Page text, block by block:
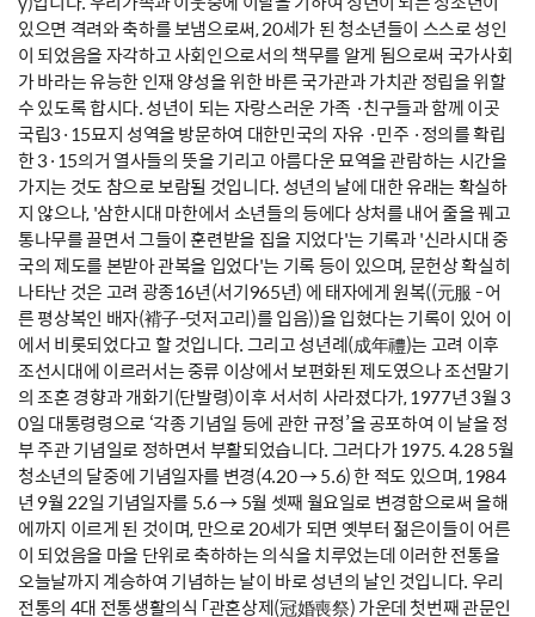
있으면 격려와 축하를 보냄으로써, 20세가 된 청소년들이 스스로 성인
이 되었음을 자각하고 사회인으로서의 책무를 알게 됨으로써 국가사회
가 바라는 유능한 인재 양성을 위한 바른 국가관과 가치관 정립을 위할
수 있도록 합시다. 성년이 되는 자랑스러운 가족 ·친구들과 함께 이곳
국립3·15묘지 성역을 방문하여 대한민국의 자유 ·민주 ·정의를 확립
한 3·15의거 열사들의 뜻을 기리고 아름다운 묘역을 관람하는 시간을
가지는 것도 참으로 보람될 것입니다. 성년의 날에 대한 유래는 확실하
지 않으나, '삼한시대 마한에서 소년들의 등에다 상처를 내어 줄을 꿰고
통나무를 끌면서 그들이 훈련받을 집을 지었다'는 기록과 '신라시대 중
국의 제도를 본받아 관복을 입었다'는 기록 등이 있으며, 문헌상 확실히
나타난 것은 고려 광종16년(서기965년) 에 태자에게 원복((元服 - 어
른 평상복인 배자(褙子-덧저고리)를 입음))을 입혔다는 기록이 있어 이
에서 비롯되었다고 할 것입니다. 그리고 성년례(成年禮)는 고려 이후
조선시대에 이르러서는 중류 이상에서 보편화된 제도였으나 조선말기
의 조혼 경향과 개화기(단발령)이후 서서히 사라졌다가, 1977년 3월 3
0일 대통령령으로 ‘각종 기념일 등에 관한 규정’을 공포하여 이 날을 정
부 주관 기념일로 정하면서 부활되었습니다. 그러다가 1975. 4.28 5월
청소년의 달중에 기념일자를 변경(4.20 → 5.6) 한 적도 있으며, 1984
년 9월 22일 기념일자를 5.6 → 5월 셋째 월요일로 변경함으로써 올해
에까지 이르게 된 것이며, 만으로 20세가 되면 옛부터 젊은이들이 어른
이 되었음을 마을 단위로 축하하는 의식을 치루었는데 이러한 전통을
오늘날까지 계승하여 기념하는 날이 바로 성년의 날인 것입니다. 우리
전통의 4대 전통생활의식 「관혼상제(冠婚喪祭) 가운데 첫번째 관문인